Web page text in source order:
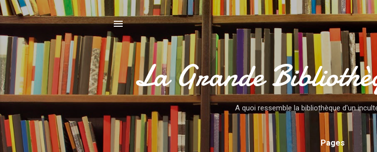
Accéder au contenu
La Grande
A quoi ressemble la bibliothèque d'un
Pages